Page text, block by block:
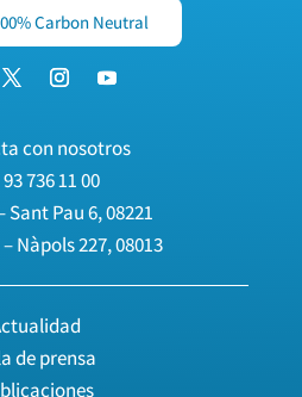
Carbon Neutral
con nosotros
93 736 11 00
Sant Pau 6, 08221
– Nàpols 227, 08013
de prensa